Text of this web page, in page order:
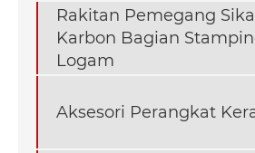
Rakitan Pemegang
Karbon Bagian
Logam
Aksesori Perangkat